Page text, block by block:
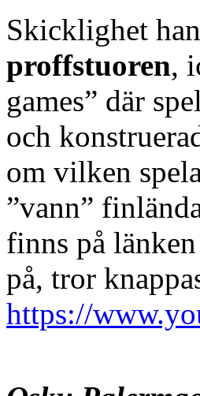
Skicklighet
proffstuoren,
games” där
och
om vilken
”vann”
finns på
på, tror
https://